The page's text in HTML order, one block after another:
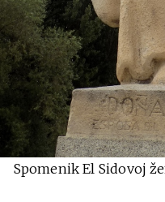
Spomenik El Sidovoj